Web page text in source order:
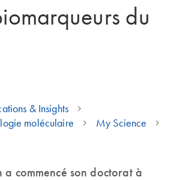
du
& Insights
moléculaire
My Science
a commencé son doctorat à